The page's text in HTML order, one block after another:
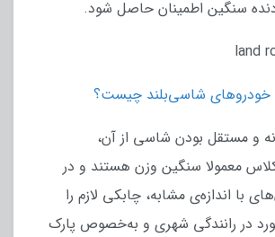
سنگین اطمینان حاصل شود.
خودروهای شاسی‌بلند چیست؟
و مستقل بودن شاسی از آن،
معمولا سنگین وزن هستند و در
با اندازه‌ی مشابه، چابکی لازم را
در رانندگی شهری و به‌خصوص پارک